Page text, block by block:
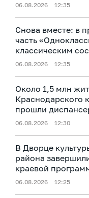
06.08.2026 12:35
Снова вместе: в
часть
классическим
06.08.2026 12:35
Около 1,5 млн
Краснодарского
прошли
06.08.2026 12:30
В Дворце
района
краевой
06.08.2026 12:25